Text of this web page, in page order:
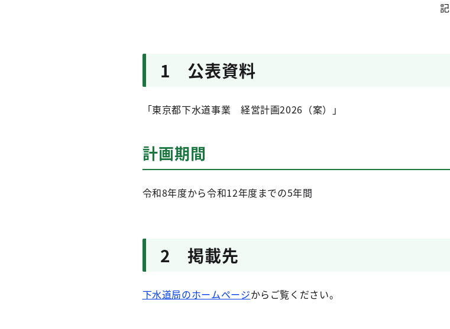
記
1 公表資料
「東京都下水道事業 経営計画2026（案）」
計画期間
令和8年度から令和12年度までの5年間
2 掲載先
下水道局のホームページからご覧ください。